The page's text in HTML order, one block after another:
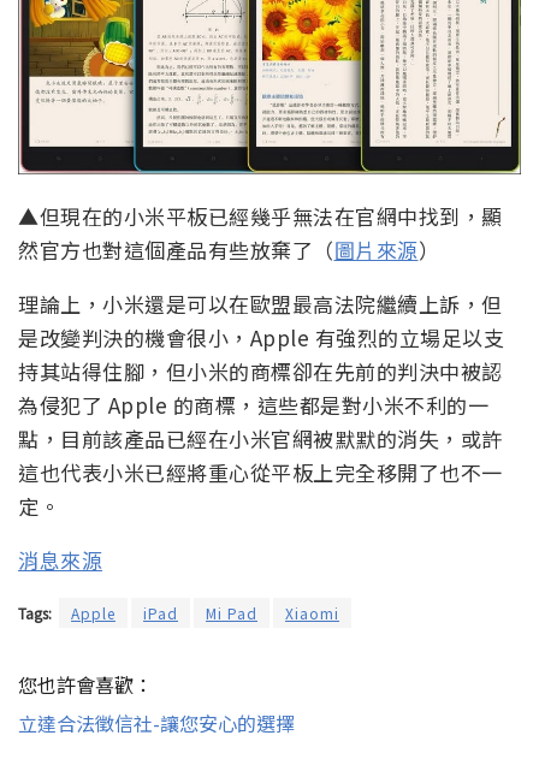
▲但現在的小米平板已經幾乎無法在官網中找到，顯
然官方也對這個產品有些放棄了（圖片來源）
理論上，小米還是可以在歐盟最高法院繼續上訴，但
是改變判決的機會很小，Apple 有強烈的立場足以支
持其站得住腳，但小米的商標卻在先前的判決中被認
為侵犯了 Apple 的商標，這些都是對小米不利的一
點，目前該產品已經在小米官網被默默的消失，或許
這也代表小米已經將重心從平板上完全移開了也不一
定。
消息來源
Tags: Apple iPad Mi Pad Xiaomi
您也許會喜歡：
立達合法徵信社-讓您安心的選擇